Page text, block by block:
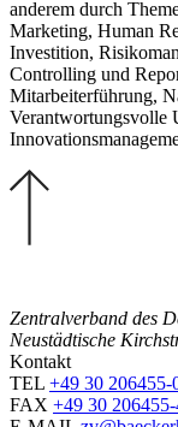
anderem durch
Marketing, Human
Investition,
Controlling und
Mitarbeiterführung,
Verantwortungsvolle
Zentralverband des
Neustädtische
Kontakt
TEL +49 30 206455-
FAX +49 30